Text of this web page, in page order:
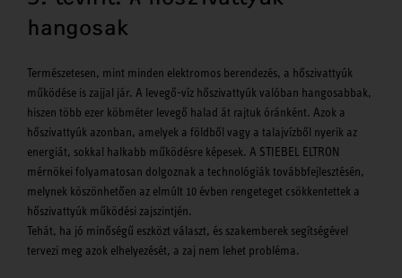
hangosak
Természetesen, mint minden elektromos berendezés, a hőszivattyúk
működése is zajjal jár. A levegő-víz hőszivattyúk valóban hangosabbak,
hiszen több ezer köbméter levegő halad át rajtuk óránként. Azok a
hőszivattyúk azonban, amelyek a földből vagy a talajvízből nyerik az
energiát, sokkal halkabb működésre képesek. A STIEBEL ELTRON
mérnökei folyamatosan dolgoznak a technológiák továbbfejlesztésén,
melynek köszönhetően az elmúlt 10 évben rengeteget csökkentettek a
hőszivattyúk működési zajszintjén.
Tehát, ha jó minőségű eszközt választ, és szakemberek segítségével
tervezi meg azok elhelyezését, a zaj nem lehet probléma.